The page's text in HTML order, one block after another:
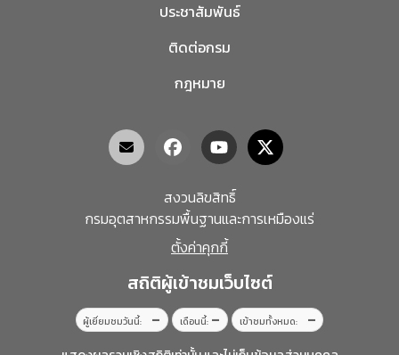
ประชาสัมพันธ์
ติดต่อกรม
กฎหมาย
สงวนลิขสิทธิ์
กรมอุตสาหกรรมพื้นฐานและการเหมืองแร่
ตั้งค่าคุกกี้
สถิติผู้เข้าชมเว็บไซต์
ผู้เยี่ยมชมวันนี้: – เดือนนี้: – เข้าชมทั้งหมด: –